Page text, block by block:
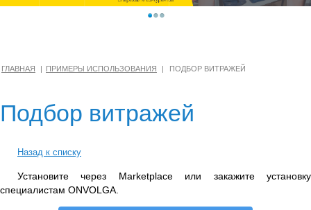
ГЛАВНАЯ ПРИМЕРЫ ИСПОЛЬЗОВАНИЯ ПОДБОР ВИТРАЖЕЙ
Подбор витражей
Назад к списку
Установите через Marketplace или закажите установку
специалистам ONVOLGA.